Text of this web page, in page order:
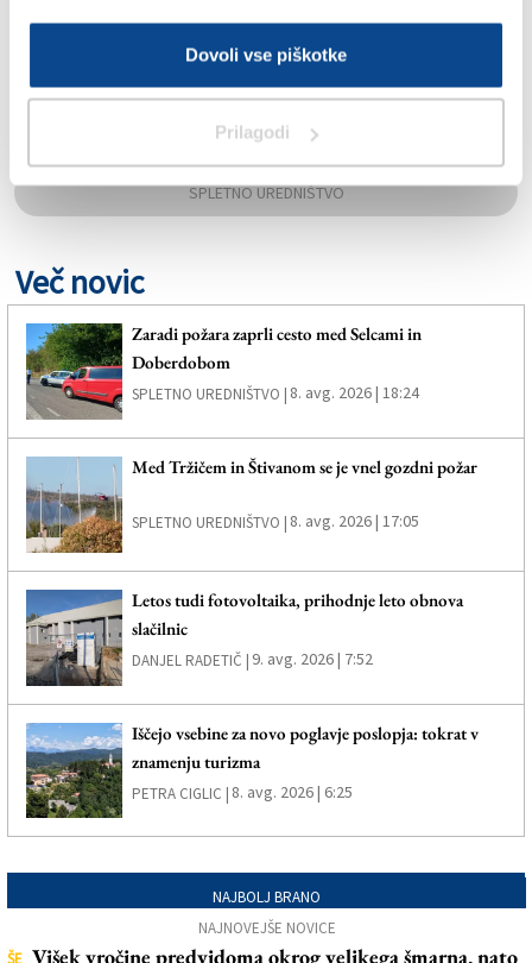
Dovoli vse piškotke
Prilagodi
OKUSI OB MEJI
SPLETNO UREDNIŠTVO
Več novic
Zaradi požara zaprli cesto med Selcami in
Doberdobom
SPLETNO UREDNIŠTVO | 8. avg. 2026 | 18:24
Med Tržičem in Štivanom se je vnel gozdni požar
SPLETNO UREDNIŠTVO | 8. avg. 2026 | 17:05
Letos tudi fotovoltaika, prihodnje leto obnova
slačilnic
DANJEL RADETIČ | 9. avg. 2026 | 7:52
Iščejo vsebine za novo poglavje poslopja: tokrat v
znamenju turizma
PETRA CIGLIC | 8. avg. 2026 | 6:25
NAJBOLJ BRANO
NAJNOVEJŠE NOVICE
Višek vročine predvidoma okrog velikega šmarna, nato